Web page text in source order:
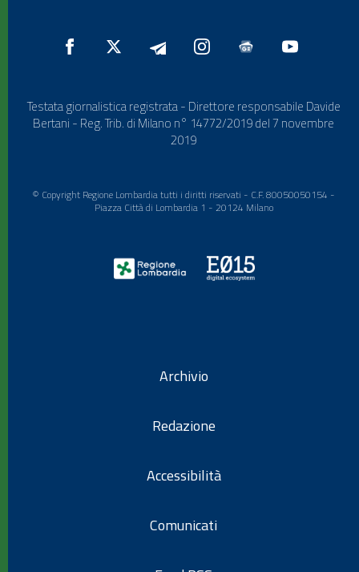
Testata giornalistica registrata - Direttore responsabile Davide
Bertani - Reg. Trib. di Milano n° 14772/2019 del 7 novembre
2019
© Copyright Regione Lombardia tutti i diritti riservati - C.F. 80050050154 -
Piazza Città di Lombardia 1 - 20124 Milano
Archivio
Redazione
Accessibilità
Comunicati